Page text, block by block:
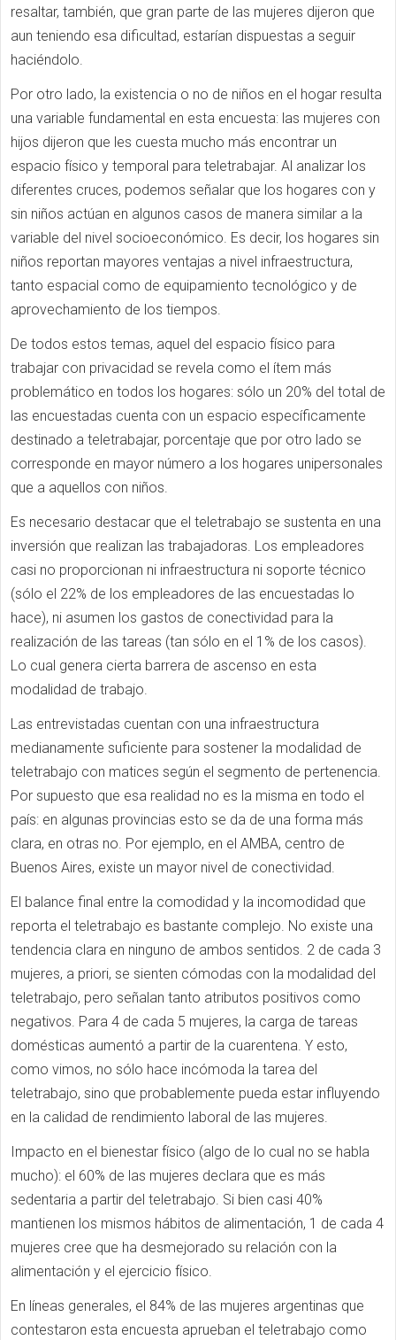
resaltar, también, que gran parte de las mujeres dijeron que
aun teniendo esa dificultad, estarían dispuestas a seguir
haciéndolo.
Por otro lado, la existencia o no de niños en el hogar resulta
una variable fundamental en esta encuesta: las mujeres con
hijos dijeron que les cuesta mucho más encontrar un
espacio físico y temporal para teletrabajar. Al analizar los
diferentes cruces, podemos señalar que los hogares con y
sin niños actúan en algunos casos de manera similar a la
variable del nivel socioeconómico. Es decir, los hogares sin
niños reportan mayores ventajas a nivel infraestructura,
tanto espacial como de equipamiento tecnológico y de
aprovechamiento de los tiempos.
De todos estos temas, aquel del espacio físico para
trabajar con privacidad se revela como el ítem más
problemático en todos los hogares: sólo un 20% del total de
las encuestadas cuenta con un espacio específicamente
destinado a teletrabajar, porcentaje que por otro lado se
corresponde en mayor número a los hogares unipersonales
que a aquellos con niños.
Es necesario destacar que el teletrabajo se sustenta en una
inversión que realizan las trabajadoras. Los empleadores
casi no proporcionan ni infraestructura ni soporte técnico
(sólo el 22% de los empleadores de las encuestadas lo
hace), ni asumen los gastos de conectividad para la
realización de las tareas (tan sólo en el 1% de los casos).
Lo cual genera cierta barrera de ascenso en esta
modalidad de trabajo.
Las entrevistadas cuentan con una infraestructura
medianamente suficiente para sostener la modalidad de
teletrabajo con matices según el segmento de pertenencia.
Por supuesto que esa realidad no es la misma en todo el
país: en algunas provincias esto se da de una forma más
clara, en otras no. Por ejemplo, en el AMBA, centro de
Buenos Aires, existe un mayor nivel de conectividad.
El balance final entre la comodidad y la incomodidad que
reporta el teletrabajo es bastante complejo. No existe una
tendencia clara en ninguno de ambos sentidos. 2 de cada 3
mujeres, a priori, se sienten cómodas con la modalidad del
teletrabajo, pero señalan tanto atributos positivos como
negativos. Para 4 de cada 5 mujeres, la carga de tareas
domésticas aumentó a partir de la cuarentena. Y esto,
como vimos, no sólo hace incómoda la tarea del
teletrabajo, sino que probablemente pueda estar influyendo
en la calidad de rendimiento laboral de las mujeres.
Impacto en el bienestar físico (algo de lo cual no se habla
mucho): el 60% de las mujeres declara que es más
sedentaria a partir del teletrabajo. Si bien casi 40%
mantienen los mismos hábitos de alimentación, 1 de cada 4
mujeres cree que ha desmejorado su relación con la
alimentación y el ejercicio físico.
En líneas generales, el 84% de las mujeres argentinas que
contestaron esta encuesta aprueban el teletrabajo como